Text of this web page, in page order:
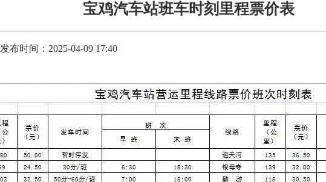
宝鸡汽车站班车时刻里程票价表
发布时间：2025-04-09 17:40